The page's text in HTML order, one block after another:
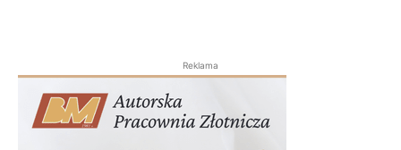
Reklama